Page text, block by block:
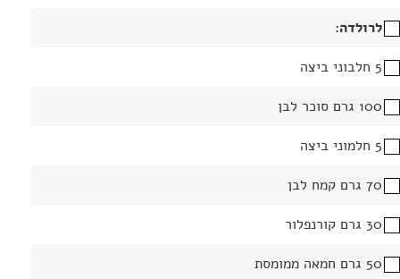
לרולדה:
5 חלבוני ביצה
100 גרם סוכר לבן
5 חלמוני ביצה
70 גרם קמח לבן
30 גרם קורנפלור
50 גרם חמאה ממומסת